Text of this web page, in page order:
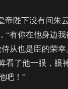
陛下没有问朱
“有你在他身边
也是臣的荣幸
了他一眼，眼
吧！”